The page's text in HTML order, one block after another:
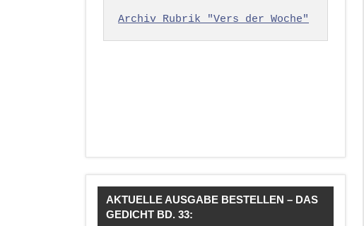
Archiv Rubrik "Vers der Woche"
AKTUELLE AUSGABE BESTELLEN – DAS
GEDICHT BD. 33: